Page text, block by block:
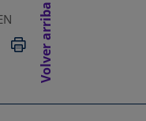
UNA PESTAÑA
EN UNA
IMPRIMIR
Volver arriba